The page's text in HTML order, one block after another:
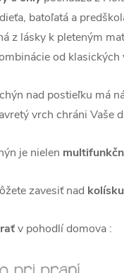
batoľatá a
z lásky k pleteným
od
nad postieľku má
vrch chráni Vaše
je nielen
zavesiť nad kolísku
v pohodlí domova :